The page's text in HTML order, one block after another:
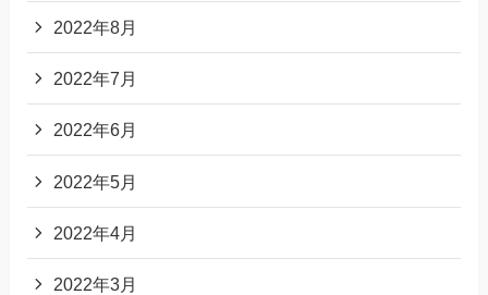
2022年8月
2022年7月
2022年6月
2022年5月
2022年4月
2022年3月